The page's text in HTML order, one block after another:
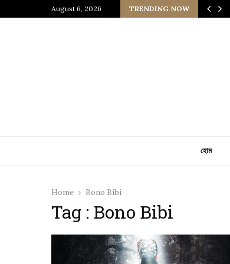
August 6, 2026 TRENDING NOW
জাপানি আধ্যাত্মিকতার ছোঁয়া
হোম
Home Bono Bibi
Tag : Bono Bibi